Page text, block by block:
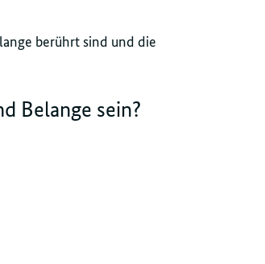
berührt sind und die
Belange sein?